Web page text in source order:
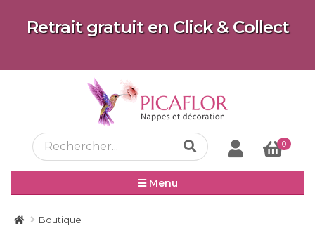
Retrait gratuit en Click & Collect
0
Menu
Boutique